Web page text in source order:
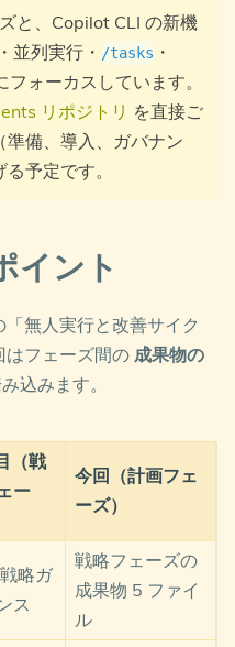
と、Copilot CLI の新機
並列実行・ /tasks ・
ォーカスしています。
リポジトリ を直接ご
備、導入、ガバナン
予定です。
イント
無人実行と改善サイク
はフェーズ間の 成果物の
込みます。
（戦
ー
今回（計画フェ
ーズ）
略ガ
ス
戦略フェーズの
成果物 5 ファイ
ル